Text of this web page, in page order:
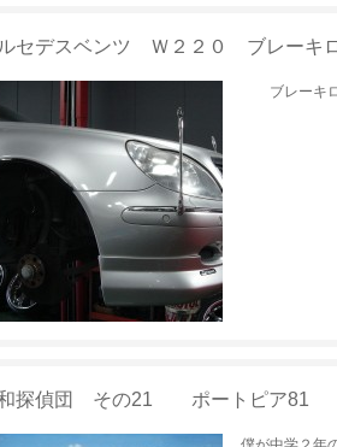
セデスベンツ Ｗ２２０ ブレーキ
ブレーキロ
探偵団 その21 ポートピア81